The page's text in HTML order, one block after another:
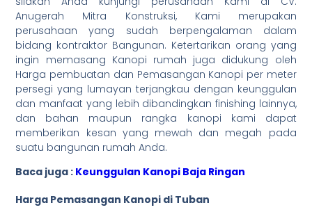
Anugerah Mitra Konstruksi, Kami merupakan
perusahaan yang sudah berpengalaman dalam
bidang kontraktor Bangunan. Ketertarikan orang yang
ingin memasang Kanopi rumah juga didukung oleh
Harga pembuatan dan Pemasangan Kanopi per meter
persegi yang lumayan terjangkau dengan keunggulan
dan manfaat yang lebih dibandingkan finishing lainnya,
dan bahan maupun rangka kanopi kami dapat
memberikan kesan yang mewah dan megah pada
suatu bangunan rumah Anda.
Baca juga : Keunggulan Kanopi Baja Ringan
Harga Pemasangan Kanopi di Tuban